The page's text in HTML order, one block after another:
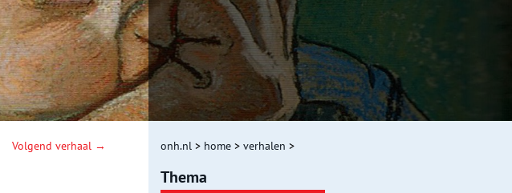
Volgend verhaal → onh.nl > home > verhalen >
Thema